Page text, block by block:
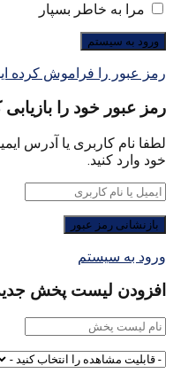
مرا به خاطر بسپار
رمز عبور را فراموش کرده
رمز عبور خود را بازیابی
لطفا نام کاربری یا آدرس
خود وارد کنید.
ورود به سیستم
افزودن لیست پخش